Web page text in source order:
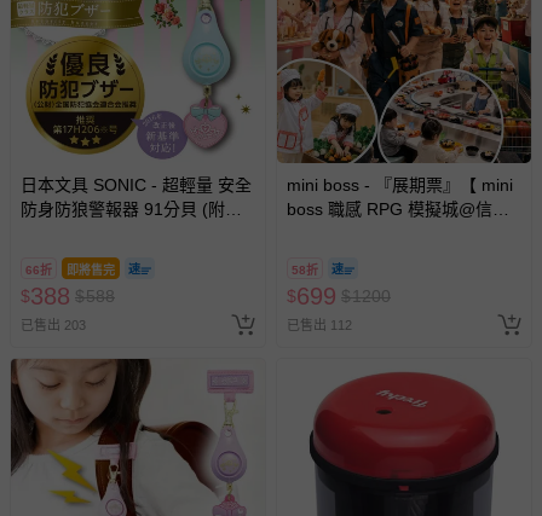
日本文具 SONIC - 超輕量 安全
防身防狼警報器 91分貝 (附背
66折 即將售完
$388 $588
已售出 203
mini boss - 『展期票』【 mini
boss 職感 RPG 模擬城@信義
換，依現場梯次安排入場，逾
期作廢) (兒童票(2歲以上)贈一
名陪伴成人)
58折
$699 $1200
已售出 112